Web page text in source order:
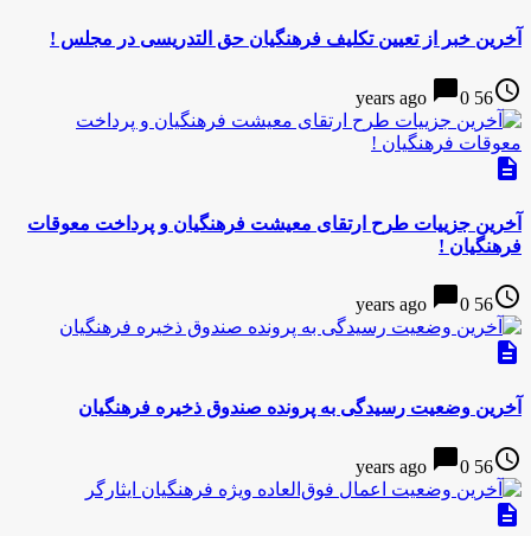
آخرین خبر از تعیین تکلیف فرهنگیان حق التدریسی در مجلس !
access_time
56 years ago
chat_bubble0
description
آخرین جزییات طرح ارتقای معیشت فرهنگیان و پرداخت معوقات
فرهنگیان !
access_time
56 years ago
chat_bubble0
description
آخرین وضعیت رسیدگی به پرونده صندوق ذخیره فرهنگیان
access_time
56 years ago
chat_bubble0
description